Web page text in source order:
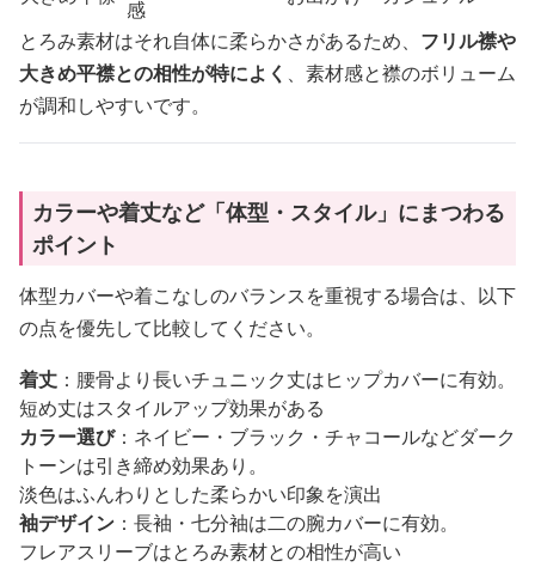
感
とろみ素材はそれ自体に柔らかさがあるため、 フリル襟や
大きめ平襟との相性が特によく 、素材感と襟のボリューム
が調和しやすいです。
カラーや着丈など「体型・スタイル」にまつわる
ポイント
体型カバーや着こなしのバランスを重視する場合は、以下
の点を優先して比較してください。
着丈 ：腰骨より長いチュニック丈はヒップカバーに有効。
短め丈はスタイルアップ効果がある
カラー選び：ネイビー・ブラック・チャコールなどダーク
トーンは引き締め効果あり。
淡色はふんわりとした柔らかい印象を演出
袖デザイン ：長袖・七分袖は二の腕カバーに有効。
フレアスリーブはとろみ素材との相性が高い